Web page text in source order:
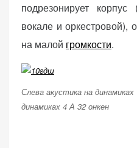
подрезонирует
вокале и оркестровой),
на малой громкости.
Слева акустика на
динамиках 4 А 32 онкен